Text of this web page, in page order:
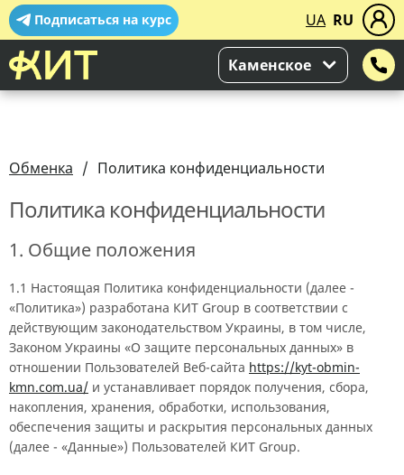
Подписаться на курс UA RU
Каменское
Обменка Политика конфиденциальности
Политика конфиденциальности
1. Общие положения
1.1 Настоящая Политика конфиденциальности (далее -
«Политика») разработана КИТ Group в соответствии с
действующим законодательством Украины, в том числе,
Законом Украины «О защите персональных данных» в
отношении Пользователей Веб-сайта https://kyt-obmin-
kmn.com.ua/ и устанавливает порядок получения, сбора,
накопления, хранения, обработки, использования,
обеспечения защиты и раскрытия персональных данных
(далее - «Данные») Пользователей КИТ Group.